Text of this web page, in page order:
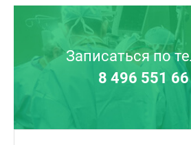
Записаться по
8 496 551